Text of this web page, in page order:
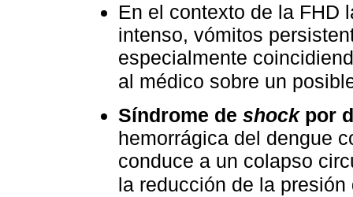
En el contexto de la FHD
intenso, vómitos
especialmente
al médico sobre un
Síndrome de shockpor
hemorrágica del dengue
conduce a un colapso
la reducción de la